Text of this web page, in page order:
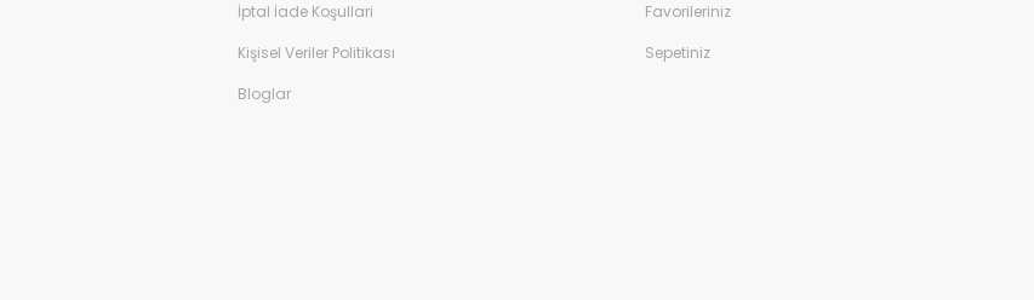
İptal İade Koşullari
Kişisel Veriler Politikası
Bloglar
Favorileriniz
Sepetiniz